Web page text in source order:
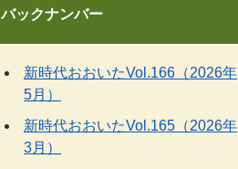
バックナンバー
新時代おおいたVol.166（2026年
5月）
新時代おおいたVol.165（2026年
3月）